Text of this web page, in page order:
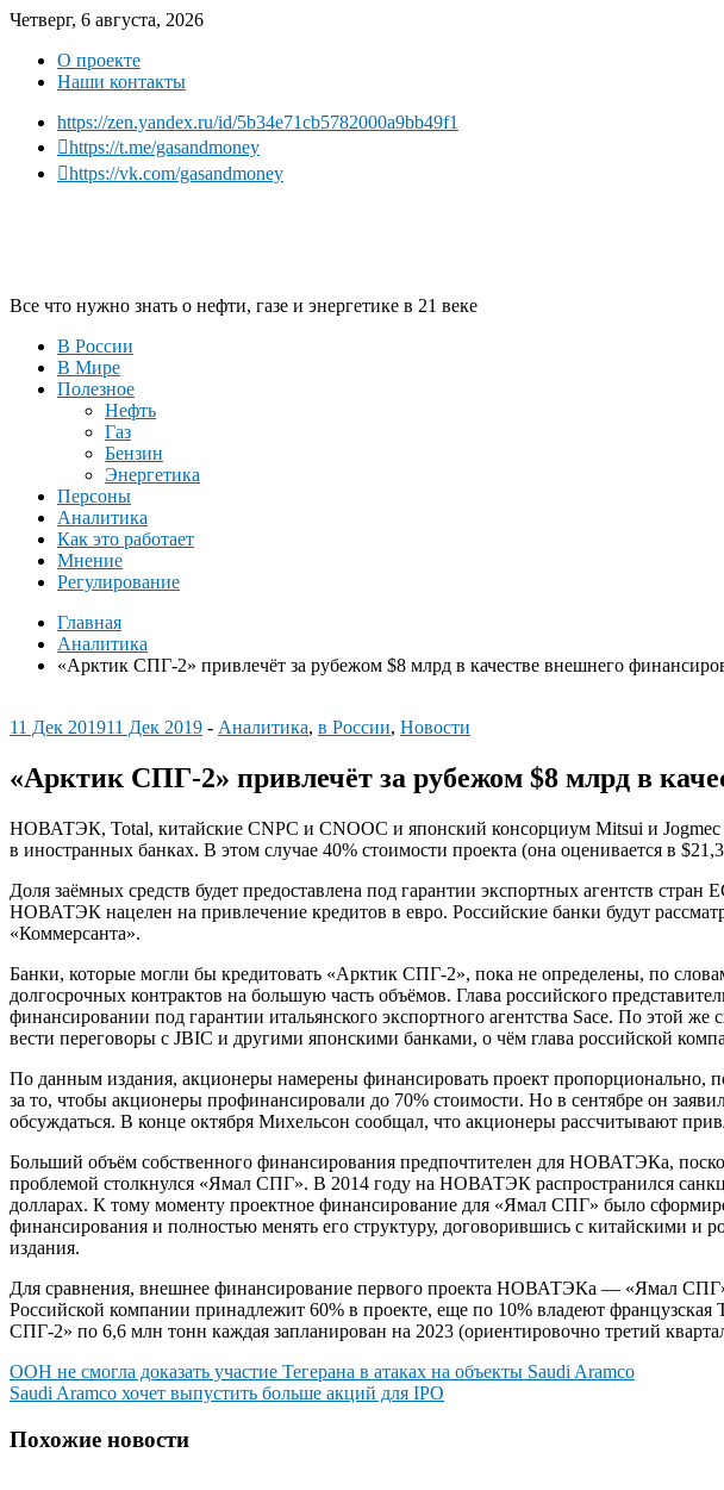
Четверг, 6 августа, 2026
О проекте
Наши контакты
https://zen.yandex.ru/id/5b34e71cb5782000a9bb49f1
https://t.me/gasandmoney
https://vk.com/gasandmoney
Все что нужно знать о нефти, газе и энергетике в 21 веке
В России
В Мире
Полезное
Нефть
Газ
Бензин
Энергетика
Персоны
Аналитика
Как это работает
Мнение
Регулирование
Главная
Аналитика
«Арктик СПГ-2» привлечёт за рубежом $8 млрд в качестве внешнего
11 Дек 201911 Дек 2019 - Аналитика, в России, Новости
«Арктик СПГ-2» привлечёт за рубежом $8 млрд в
НОВАТЭК, Total, китайские CNPC и CNOOC и японский консорциум Mitsui и
в иностранных банках. В этом случае 40% стоимости проекта (она оценивается в
Доля заёмных средств будет предоставлена под гарантии экспортных агентств
НОВАТЭК нацелен на привлечение кредитов в евро. Российские банки будут
«Коммерсанта».
Банки, которые могли бы кредитовать «Арктик СПГ-2», пока не определены, по
долгосрочных контрактов на большую часть объёмов. Глава российского
финансировании под гарантии итальянского экспортного агентства Sace. По
вести переговоры с JBIC и другими японскими банками, о чём глава российской
По данным издания, акционеры намерены финансировать проект
за то, чтобы акционеры профинансировали до 70% стоимости. Но в сентябре он
обсуждаться. В конце октября Михельсон сообщал, что акционеры рассчитывают
Больший объём собственного финансирования предпочтителен для НОВАТЭКа,
проблемой столкнулся «Ямал СПГ». В 2014 году на НОВАТЭК распространился
долларах. К тому моменту проектное финансирование для «Ямал СПГ» было
финансирования и полностью менять его структуру, договорившись с китайскими
издания.
Для сравнения, внешнее финансирование первого проекта НОВАТЭКа — «Ямал
Российской компании принадлежит 60% в проекте, еще по 10% владеют
СПГ-2» по 6,6 млн тонн каждая запланирован на 2023 (ориентировочно третий
Навигация
по
записям
ООН не смогла доказать участие Тегерана в атаках на объекты Saudi Aramco
Saudi Aramco хочет выпустить больше акций для IPO
Похожие новости